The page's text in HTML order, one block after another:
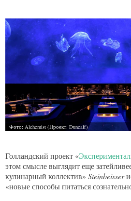
Голландский проект «
этом смысле выглядит еще
кулинарный коллектив» Steinbeisser
«новые способы питаться